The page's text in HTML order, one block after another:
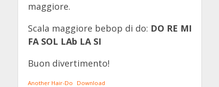
maggiore.
Scala maggiore bebop di do: DO RE MI
FA SOL LAb LA SI
Buon divertimento!
Another Hair-Do Download